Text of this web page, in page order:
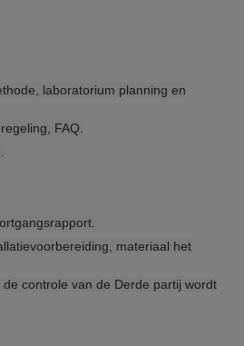
laboratorium planning en
FAQ.
materiaal het
controle van de Derde partij wordt